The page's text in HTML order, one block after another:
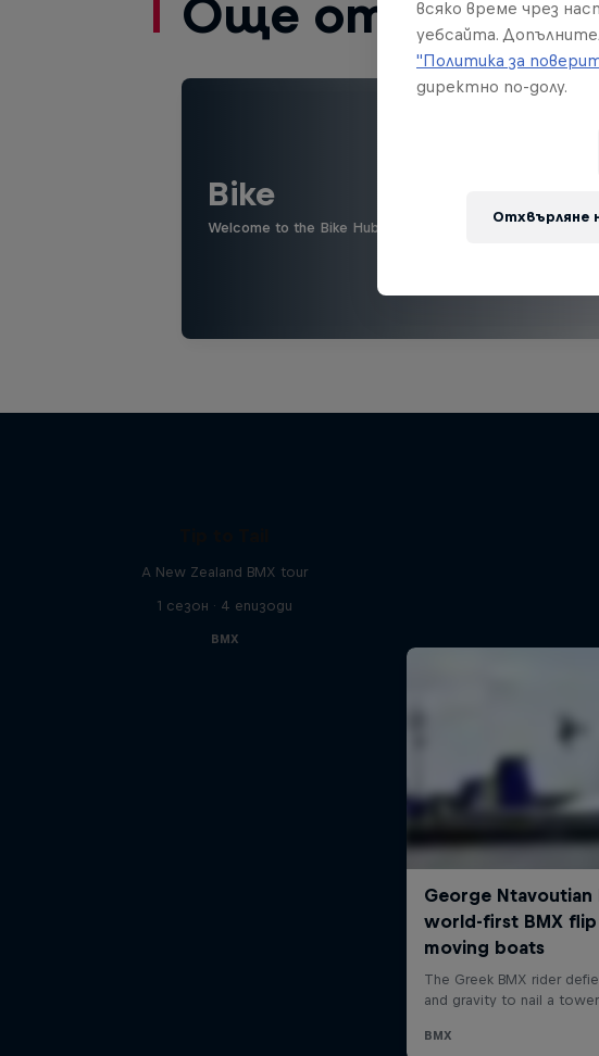
Още от това?
Bike
Welcome to the Bike Hub, where you will find an action-
A New Zealand BMX tour
1 сезон · 4 епизоди
BMX
всяко време чрез
уебсайта.
"Политика за
директно по-долу.
Отхвърляне